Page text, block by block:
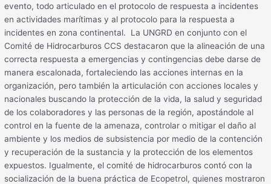
evento, todo articulado en el protocolo de respuesta a incidentes
en actividades marítimas y al protocolo para la respuesta a
incidentes en zona continental. La UNGRD en conjunto con el
Comité de Hidrocarburos CCS destacaron que la alineación de una
correcta respuesta a emergencias y contingencias debe darse de
manera escalonada, fortaleciendo las acciones internas en la
organización, pero también la articulación con acciones locales y
nacionales buscando la protección de la vida, la salud y seguridad
de los colaboradores y las personas de la región, apostándole al
control en la fuente de la amenaza, controlar o mitigar el daño al
ambiente y los medios de subsistencia por medio de la contención
y recuperación de la sustancia y la protección de los elementos
expuestos. Igualmente, el comité de hidrocarburos contó con la
socialización de la buena práctica de Ecopetrol, quienes mostraron